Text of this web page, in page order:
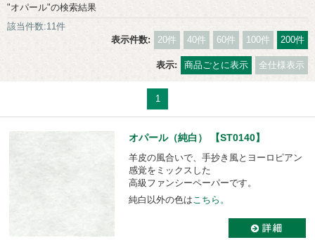
"オパール"の検索結果
該当件数:11件
表示件数:
20件 40件 60件 100件 200件
表示: 商品ごとに表示 全仕様表示
1
オパール（純白） 【ST0140】
羊皮の風合いで、手抄き風とヨーロピアン
感覚をミックスした
高級ファンシーペーパーです。
純白以外の色は こちら。